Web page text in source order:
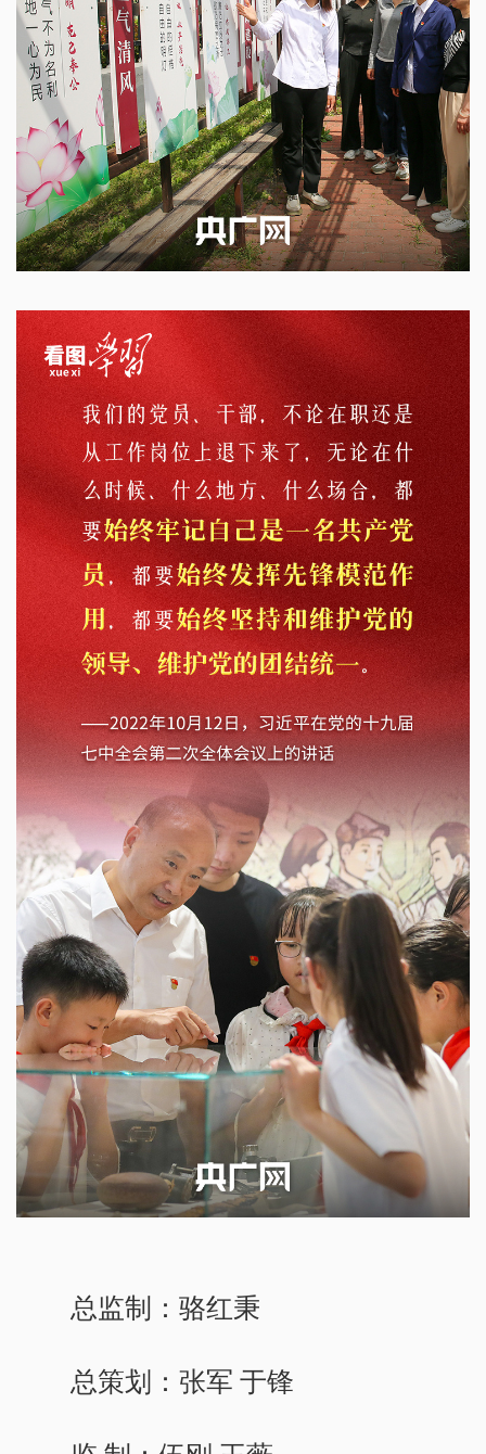
总监制：骆红秉
总策划：张军 于锋